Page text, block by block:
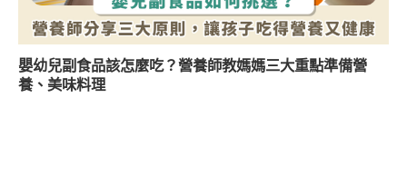
嬰幼兒副食品該怎麼吃？營養師教媽媽三大重點準備營
養、美味料理